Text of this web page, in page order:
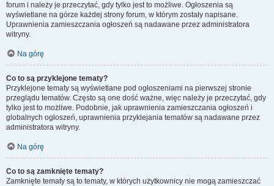
forum i należy je przeczytać, gdy tylko jest to możliwe. Ogłoszenia są
wyświetlane na górze każdej strony forum, w którym zostały napisane.
Uprawnienia zamieszczania ogłoszeń są nadawane przez administratora
witryny.
Na górę
Co to są przyklejone tematy?
Przyklejone tematy są wyświetlane pod ogłoszeniami na pierwszej stronie
przeglądu tematów. Często są one dość ważne, więc należy je przeczytać, gdy
tylko jest to możliwe. Podobnie, jak uprawnienia zamieszczania ogłoszeń i
globalnych ogłoszeń, uprawnienia przyklejania tematów są nadawane przez
administratora witryny.
Na górę
Co to są zamknięte tematy?
Zamknięte tematy są to tematy, w których użytkownicy nie mogą zamieszczać